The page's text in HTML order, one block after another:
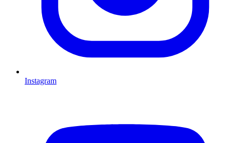
Instagram